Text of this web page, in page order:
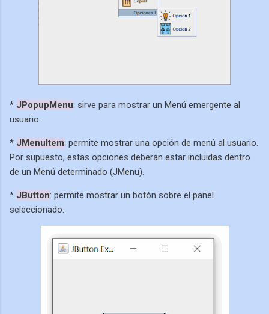
* JPopupMenu: sirve para mostrar un Menú emergente al
usuario.
* JMenuItem: permite mostrar una opción de menú al usuario.
Por supuesto, estas opciones deberán estar incluidas dentro
de un Menú determinado (JMenu).
* JButton: permite mostrar un botón sobre el panel
seleccionado.